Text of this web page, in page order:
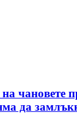
чановете
да